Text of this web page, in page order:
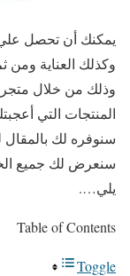
يمكنك أن تحصل
وكذلك العناية ومن
وذلك من خلال متجر
سنوفره لك
سنعرض لك جميع
يلي….
Table of Contents
Toggle